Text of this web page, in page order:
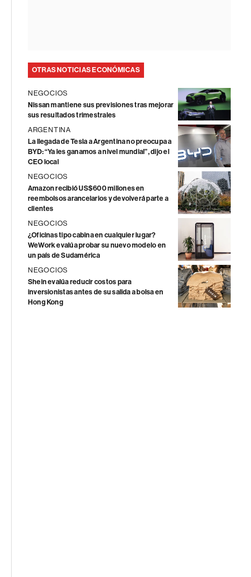
OTRAS NOTICIAS ECONÓMICAS
NEGOCIOS
Nissan mantiene sus previsiones tras mejorar
sus resultados trimestrales
ARGENTINA
La llegada de Tesla a Argentina no preocupa a
BYD: “Ya les ganamos a nivel mundial”, dijo el
CEO local
NEGOCIOS
Amazon recibió US$600 millones en
reembolsos arancelarios y devolverá parte a
clientes
NEGOCIOS
¿Oficinas tipo cabina en cualquier lugar?
WeWork evalúa probar su nuevo modelo en
un país de Sudamérica
NEGOCIOS
Shein evalúa reducir costos para
inversionistas antes de su salida a bolsa en
Hong Kong